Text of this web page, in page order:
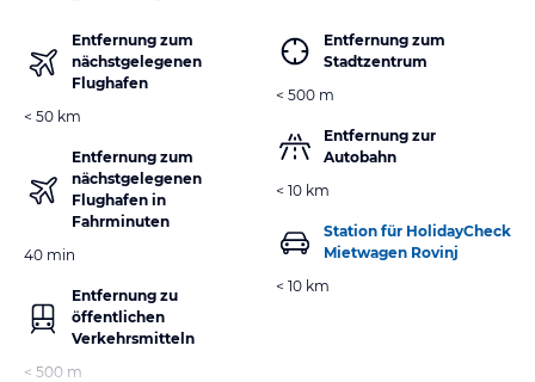
Entfernung zum
nächstgelegenen
Flughafen
< 50 km
Entfernung zum
nächstgelegenen
Flughafen in
Fahrminuten
40 min
Entfernung zu
öffentlichen
Verkehrsmitteln
< 500 m
Entfernung zum
Stadtzentrum
< 500 m
Entfernung zur
Autobahn
< 10 km
Station für HolidayCheck
Mietwagen Rovinj
< 10 km